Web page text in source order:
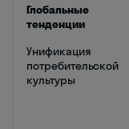
Глобальные
тенденции
Унификация
потребительской
культуры